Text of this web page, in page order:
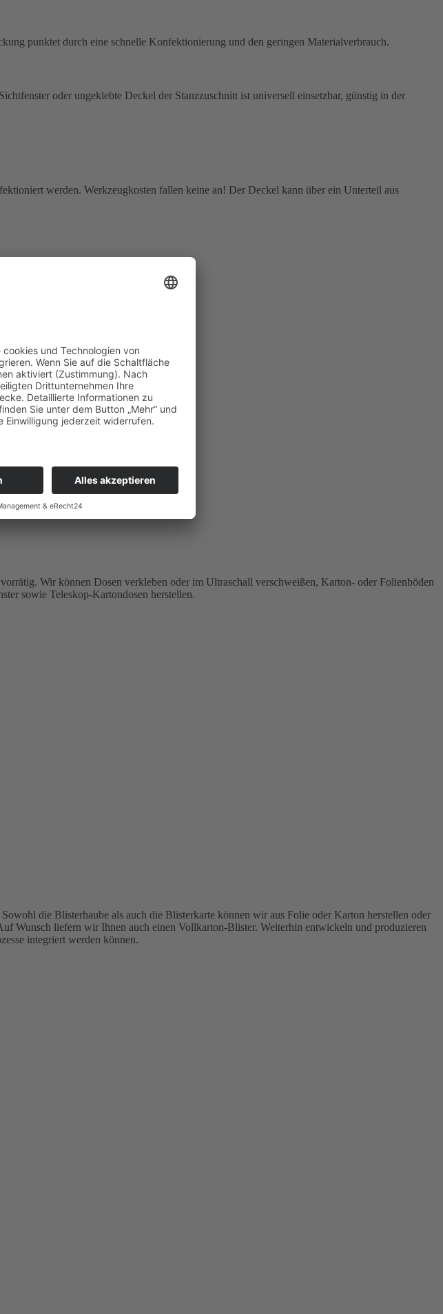
Die Kissenverpackung ist mit Ihren eleganten Rundungen eine optisch interessante Variante. Die Kissenverpackung punktet durch eine schnelle Konfektionierung und den geringen Materialverbrauch.
werden. Werkzeugkosten fallen keine an! Der Deckel kann über ein Unterteil aus
Wir können Dosen verkleben oder im Ultraschall verschweißen, Karton- oder Folienböden
sowie Teleskop-Kartondosen herstellen.
die Blisterhaube als auch die Blisterkarte können wir aus Folie oder Karton herstellen oder
Wunsch liefern wir Ihnen auch einen Vollkarton-Blister. Weiterhin entwickeln und produzieren
integriert werden können.